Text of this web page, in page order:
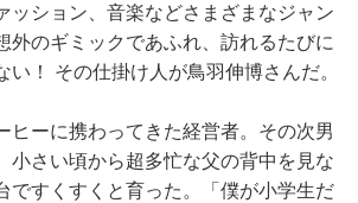
ッション、音楽などさまざまなジャン
外のギミックであふれ、訪れるたびに
い！ その仕掛け人が鳥羽伸博さんだ。
ーに携わってきた経営者。その次男
小さい頃から超多忙な父の背中を見な
ですくすくと育った。「僕が小学生だ